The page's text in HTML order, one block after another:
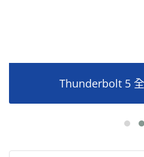
Thunderbolt 5